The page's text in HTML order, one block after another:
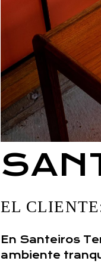
EL
En Santeiros
ambiente